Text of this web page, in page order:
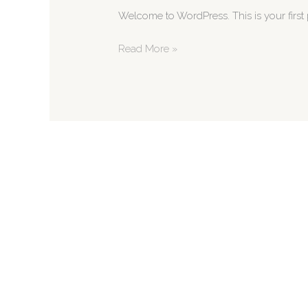
Welcome to WordPress. This is your
Read More »